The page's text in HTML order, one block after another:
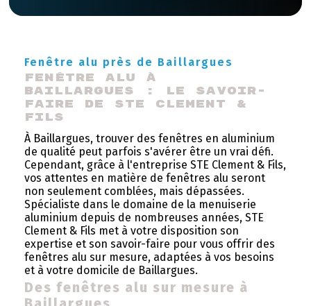
Fenêtre alu près de Baillargues
Fenêtre alu à
Baillargues : le savoir-
faire de STE Clement &
Fils
À Baillargues, trouver des fenêtres en aluminium
de qualité peut parfois s'avérer être un vrai défi.
Cependant, grâce à l'entreprise STE Clement & Fils,
vos attentes en matière de fenêtres alu seront
non seulement comblées, mais dépassées.
Spécialiste dans le domaine de la menuiserie
aluminium depuis de nombreuses années, STE
Clement & Fils met à votre disposition son
expertise et son savoir-faire pour vous offrir des
fenêtres alu sur mesure, adaptées à vos besoins
et à votre domicile de Baillargues.
Des fenêtres alu sur mesure à